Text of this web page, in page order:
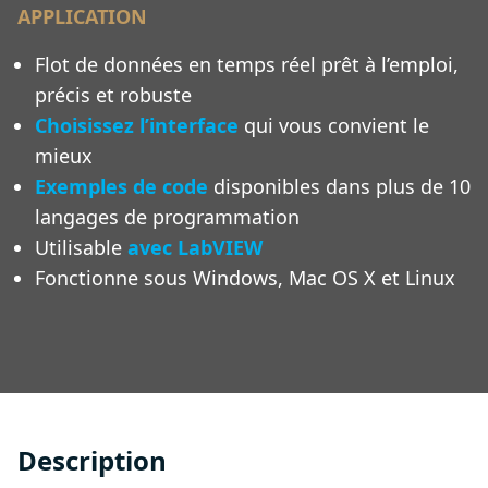
APPLICATION
Flot de données en temps réel prêt à l’emploi,
précis et robuste
Choisissez l’interface qui vous convient le
mieux
Exemples de code disponibles dans plus de 10
langages de programmation
Utilisable avec LabVIEW
Fonctionne sous Windows, Mac OS X et Linux
Description